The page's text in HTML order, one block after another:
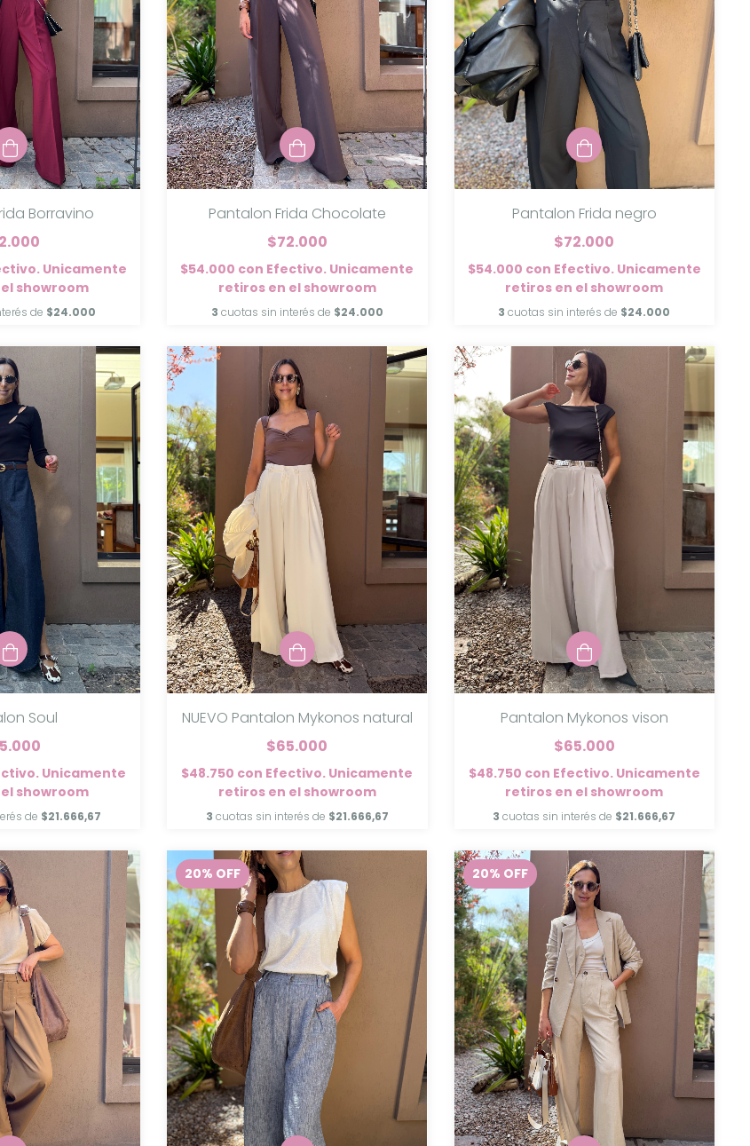
Borravino
Unicamente
showroom
de $24.000
Pantalon Frida Chocolate
$72.000
$54.000 con Efectivo. Unicamente
retiros en el showroom
3 cuotas sin interés de $24.000
Pantalon Frida negro
$72.000
$54.000 con Efectivo. Unicamente
retiros en el showroom
3 cuotas sin interés de $24.000
Soul
Unicamente
showroom
de $21.666,67
NUEVO Pantalon Mykonos natural
$65.000
$48.750 con Efectivo. Unicamente
retiros en el showroom
3 cuotas sin interés de $21.666,67
Pantalon Mykonos vison
$65.000
$48.750 con Efectivo. Unicamente
retiros en el showroom
3 cuotas sin interés de $21.666,67
20% OFF 20% OFF